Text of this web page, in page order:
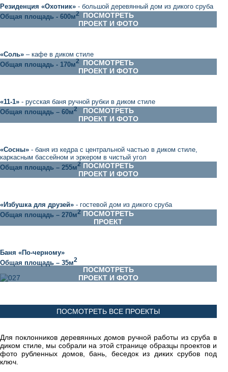
Резиденция «Охотник» - большой деревянный дом из дикого сруба
Общая площадь - 600м2
ПОСМОТРЕТЬ
ПРОЕКТ И ФОТО
«Соль» – кафе в диком стиле
Общая площадь - 170м2
ПОСМОТРЕТЬ
ПРОЕКТ И ФОТО
«11-1» - русская баня ручной рубки в диком стиле
Общая площадь – 60м2
ПОСМОТРЕТЬ
ПРОЕКТ И ФОТО
«Сосны» - баня из кедра с центральной частью в диком стиле,
каркасным бассейном и эркером в чистый угол
Общая площадь – 255м2 ПОСМОТРЕТЬ
ПРОЕКТ И ФОТО
«Избушка для друзей» - гостевой дом из дикого сруба
Общая площадь – 270м2 ПОСМОТРЕТЬ
ПРОЕКТ
Баня «По-черному»
Общая площадь – 35м2
ПОСМОТРЕТЬ
ПРОЕКТ И ФОТО
ПОСМОТРЕТЬ ВСЕ ПРОЕКТЫ
Для поклонников деревянных домов ручной работы из сруба в
диком стиле, мы собрали на этой странице образцы проектов и
фото рубленных домов, бань, беседок из диких срубов под
ключ.